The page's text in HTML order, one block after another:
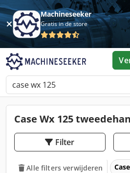
Machineseeker
Gratis in de store
Case Wx 125
Filter
Alle filters verwijderen Case